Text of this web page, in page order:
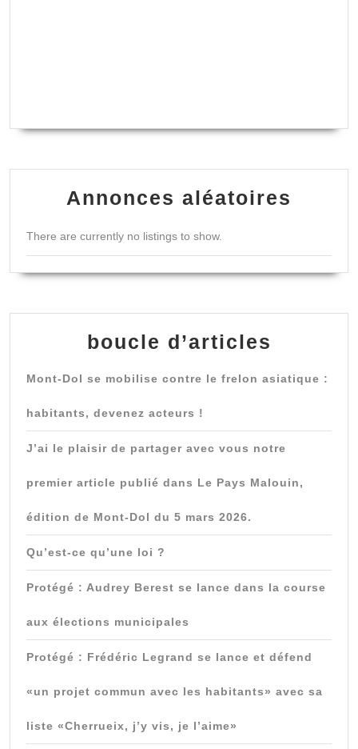
Annonces aléatoires
There are currently no listings to show.
boucle d’articles
Mont-Dol se mobilise contre le frelon asiatique :
habitants, devenez acteurs !
J’ai le plaisir de partager avec vous notre
premier article publié dans Le Pays Malouin,
édition de Mont-Dol du 5 mars 2026.
Qu’est-ce qu’une loi ?
Protégé : Audrey Berest se lance dans la course
aux élections municipales
Protégé : Frédéric Legrand se lance et défend
«un projet commun avec les habitants» avec sa
liste «Cherrueix, j’y vis, je l’aime»